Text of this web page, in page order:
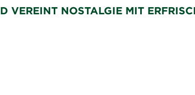
VEREINT NOSTALGIE MIT